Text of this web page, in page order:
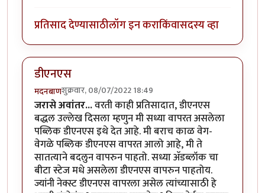
प्रतिसाद देण्यासाठीलॉग इन कराकिंवासदस्य व्हा
डीएनएस
मदनबाणशुक्रवार, 08/07/2022 18:49
जरासे अवांतर...वरती काही प्रतिसादात, डीएनएस
बद्धल उल्लेख दिसला म्हणुन मी सध्या वापरत असलेला
पब्लिक डीएनएस इथे देत आहे. मी बराच काळ वेग-
वेगळे पब्लिक डीएनएस वापरत आलो आहे, मी ते
सातत्याने बदलुन वापरुन पाहतो. सध्या अ‍ॅडब्लॉक चा
बीटा स्टेज मधे असलेला डीएनएस वापरुन पाहतोय.
ज्यांनी नेक्स्ट डीएनएस वापरला असेल त्यांच्यासाठी हे